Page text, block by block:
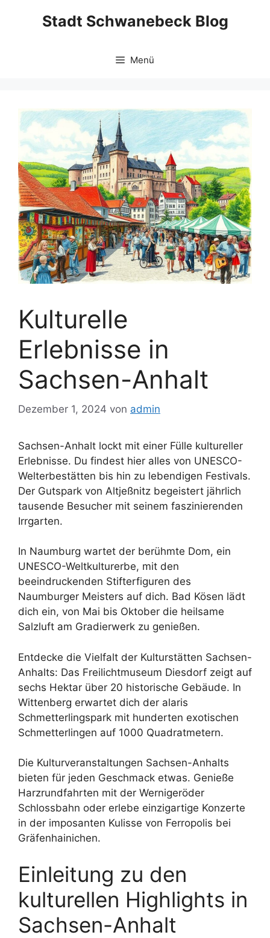
Stadt Schwanebeck Blog
Menü
Kulturelle
Erlebnisse in
Sachsen-Anhalt
Dezember 1, 2024 von admin
Sachsen-Anhalt lockt mit einer Fülle kultureller
Erlebnisse. Du findest hier alles von UNESCO-
Welterbestätten bis hin zu lebendigen Festivals.
Der Gutspark von Altjeßnitz begeistert jährlich
tausende Besucher mit seinem faszinierenden
Irrgarten.
In Naumburg wartet der berühmte Dom, ein
UNESCO-Weltkulturerbe, mit den
beeindruckenden Stifterfiguren des
Naumburger Meisters auf dich. Bad Kösen lädt
dich ein, von Mai bis Oktober die heilsame
Salzluft am Gradierwerk zu genießen.
Entdecke die Vielfalt der Kulturstätten Sachsen-
Anhalts: Das Freilichtmuseum Diesdorf zeigt auf
sechs Hektar über 20 historische Gebäude. In
Wittenberg erwartet dich der alaris
Schmetterlingspark mit hunderten exotischen
Schmetterlingen auf 1000 Quadratmetern.
Die Kulturveranstaltungen Sachsen-Anhalts
bieten für jeden Geschmack etwas. Genieße
Harzrundfahrten mit der Wernigeröder
Schlossbahn oder erlebe einzigartige Konzerte
in der imposanten Kulisse von Ferropolis bei
Gräfenhainichen.
Einleitung zu den
kulturellen Highlights in
Sachsen-Anhalt